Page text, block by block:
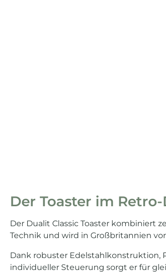
Der Toaster im Retro-
Der Dualit Classic Toaster kombiniert
Technik und wird in Großbritannien
Dank robuster Edelstahlkonstruktion,
individueller Steuerung sorgt er für